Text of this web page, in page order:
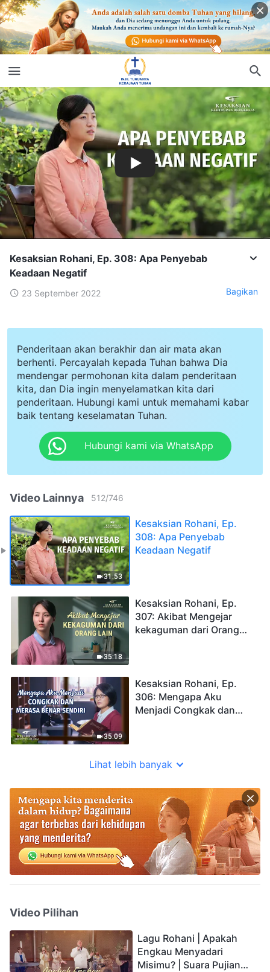
Kesaksian Rohani, Ep. 308: Apa Penyebab
Keadaan Negatif
23 September 2022 Bagikan
Penderitaan akan berakhir dan air mata akan
berhenti. Percayalah kepada Tuhan bahwa Dia
mendengar permohonan kita dalam penderitaan
kita, dan Dia ingin menyelamatkan kita dari
penderitaan. Hubungi kami untuk memahami kabar
baik tentang keselamatan Tuhan.
Hubungi kami via WhatsApp
Video Lainnya 512/746
31:53
Kesaksian Rohani, Ep.
308: Apa Penyebab
Keadaan Negatif
35:18
Kesaksian Rohani, Ep.
307: Akibat Mengejar
kekaguman dari Orang
35:09
Kesaksian Rohani, Ep.
306: Mengapa Aku
Menjadi Congkak dan
Lihat lebih banyak
Video Pilihan
Lagu Rohani | Apakah
Engkau Menyadari
Misimu? | Suara Pujian